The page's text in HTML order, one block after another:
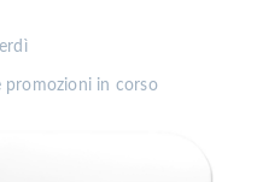
promozioni in corso